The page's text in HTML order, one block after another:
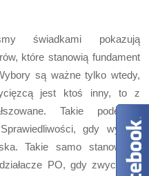
świadkami pokazują
które stanowią fundament
są ważne tylko wtedy,
jest ktoś inny, to z
Takie podejście
gdy wybory
Takie samo stanowisko
PO, gdy zwycięzcą